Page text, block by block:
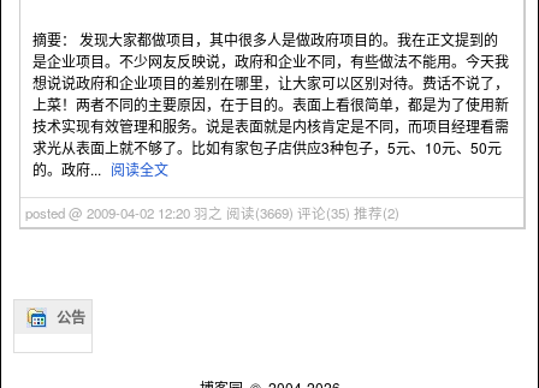
公告
摘要： 发现大家都做项目，其中很多人是做政府项目的。我在正文提到的
是企业项目。不少网友反映说，政府和企业不同，有些做法不能用。今天我
想说说政府和企业项目的差别在哪里，让大家可以区别对待。费话不说了，
上菜！两者不同的主要原因，在于目的。表面上看很简单，都是为了使用新
技术实现有效管理和服务。说是表面就是内核肯定是不同，而项目经理看需
求光从表面上就不够了。比如有家包子店供应3种包子，5元、10元、50元
的。政府... 阅读全文
posted @ 2009-04-02 12:20 羽之 阅读(3669) 评论(35) 推荐(2)